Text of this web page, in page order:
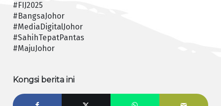
#FIJ2025
#BangsaJohor
#MediaDigitalJohor
#SahihTepatPantas
#MajuJohor
Kongsi berita ini